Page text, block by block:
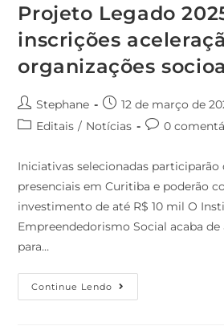
Projeto Legado
inscrições
organizações
Stephane
12 de março de
Editais / Notícias 0
Iniciativas selecionadas participarão
presenciais em Curitiba e poderão
investimento de até R$ 10 mil O
Empreendedorismo Social acaba
para…
Continue Lendo